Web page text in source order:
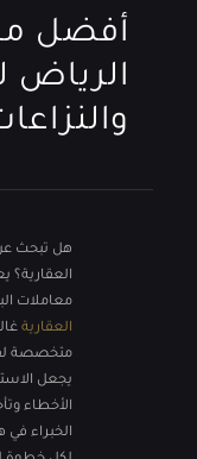
أفضل
الرياض
هل تبحث
معاملات
العقارية
متخصصة
يجعل
الأخطاء
الخبراء